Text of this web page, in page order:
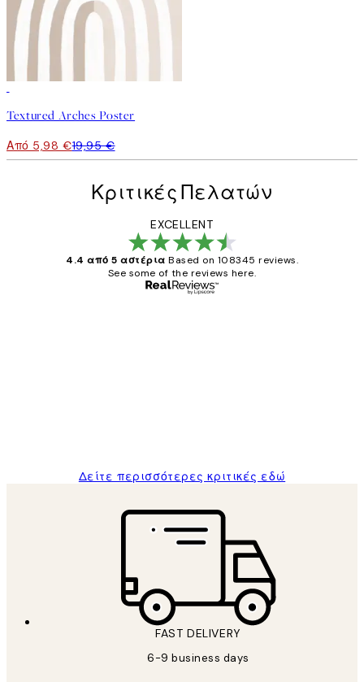
Textured Arches Poster
Από 5,98 €19,95 €
Κριτικές Πελατών
EXCELLENT
4.4 από 5 αστέρια Based on 108345 reviews.
See some of the reviews here.
Δείτε περισσότερες κριτικές εδώ
FAST DELIVERY
6-9 business days